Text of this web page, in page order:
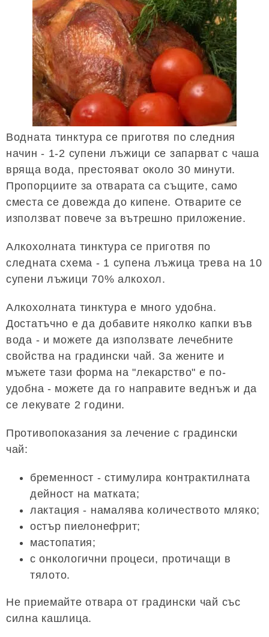
Водната тинктура се приготвя по следния
начин - 1-2 супени лъжици се запарват с чаша
вряща вода, престояват около 30 минути.
Пропорциите за отварата са същите, само
сместа се довежда до кипене. Отварите се
използват повече за вътрешно приложение.
Алкохолната тинктура се приготвя по
следната схема - 1 супена лъжица трева на 10
супени лъжици 70% алкохол.
Алкохолната тинктура е много удобна.
Достатъчно е да добавите няколко капки във
вода - и можете да използвате лечебните
свойства на градински чай. За жените и
мъжете тази форма на "лекарство" е по-
удобна - можете да го направите веднъж и да
се лекувате 2 години.
Противопоказания за лечение с градински
чай:
бременност - стимулира контрактилната
дейност на матката;
лактация - намалява количеството мляко;
остър пиелонефрит;
мастопатия;
с онкологични процеси, протичащи в
тялото.
Не приемайте отвара от градински чай със
силна кашлица.